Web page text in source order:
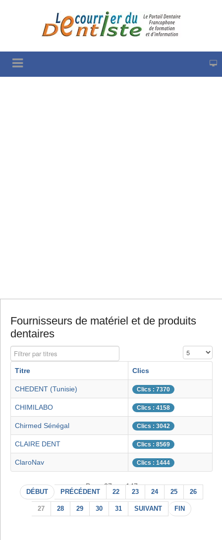
Fournisseurs de matériel et de produits
dentaires
Filtrer par titres Affichage #
Titre Clics
CHEDENT (Tunisie) Clics : 7370
CHIMILABO Clics : 4158
Chirmed Sénégal Clics : 3042
CLAIRE DENT Clics : 8569
ClaroNav Clics : 1444
Page 27 sur 147
DÉBUT PRÉCÉDENT 22 23 24 25 26
27 28 29 30 31 SUIVANT FIN